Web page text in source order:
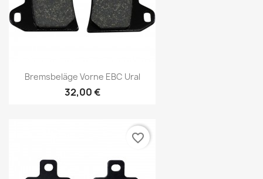
Bremsbeläge Vorne EBC Ural
32,00 €
favorite_border